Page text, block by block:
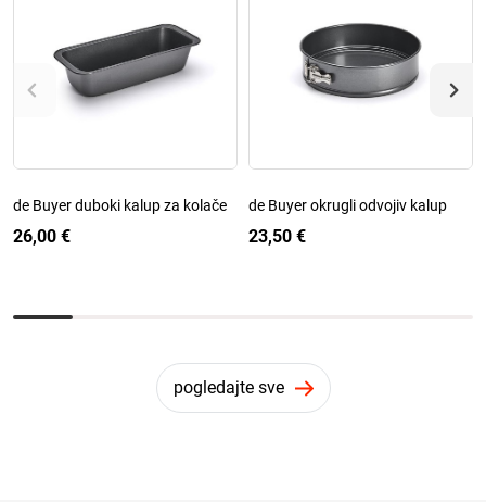
de Buyer duboki kalup za kolače
26,00 €
de Buyer okrugli odvojiv kalup
23,50 €
pogledajte sve